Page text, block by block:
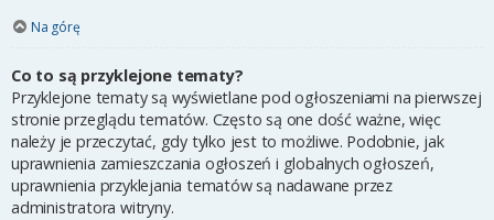
Na górę
Co to są przyklejone tematy?
Przyklejone tematy są wyświetlane pod ogłoszeniami na pierwszej
stronie przeglądu tematów. Często są one dość ważne, więc
należy je przeczytać, gdy tylko jest to możliwe. Podobnie, jak
uprawnienia zamieszczania ogłoszeń i globalnych ogłoszeń,
uprawnienia przyklejania tematów są nadawane przez
administratora witryny.